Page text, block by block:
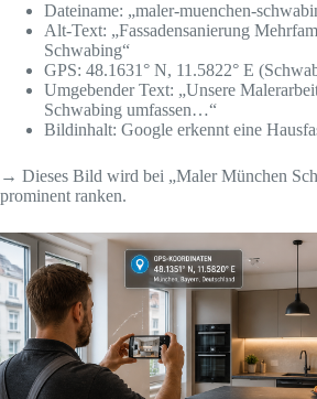
Dateiname: „maler-muenchen-
Alt-Text: „Fassadensanierung
Schwabing“
GPS: 48.1631° N, 11.5822° E
Umgebender Text: „Unsere
Schwabing umfassen…“
Bildinhalt: Google erkennt eine
→ Dieses Bild wird bei „Maler München
prominent ranken.